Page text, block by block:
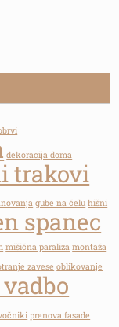
dekoracija doma
trakovi
gube na čelu hišni
spanec
mišična paraliza montaža
zavese oblikovanje
prenova fasade